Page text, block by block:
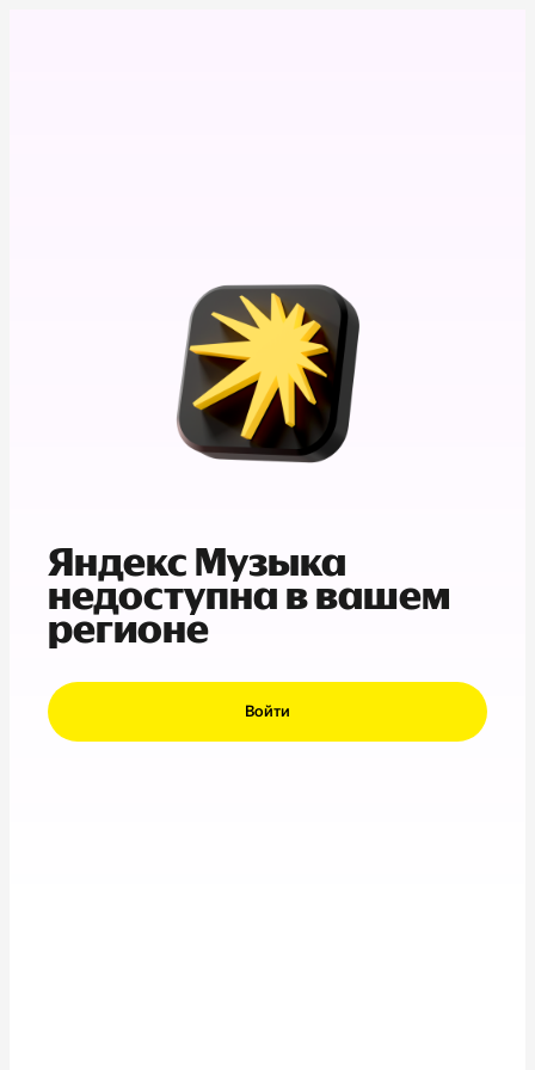
Яндекс Музыка
недоступна в вашем
регионе
Войти